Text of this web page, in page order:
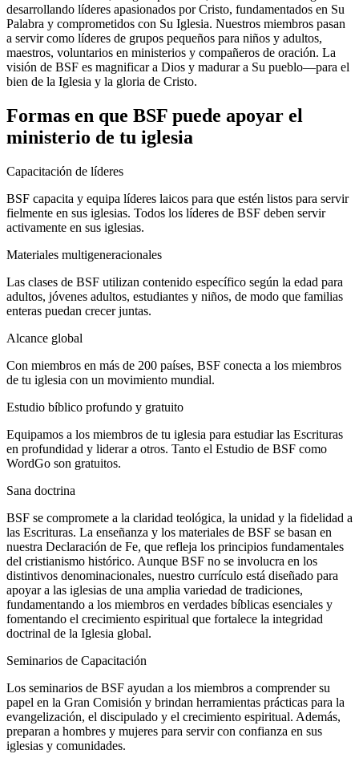
desarrollando líderes apasionados por Cristo, fundamentados en Su
Palabra y comprometidos con Su Iglesia. Nuestros miembros pasan
a servir como líderes de grupos pequeños para niños y adultos,
maestros, voluntarios en ministerios y compañeros de oración. La
visión de BSF es magnificar a Dios y madurar a Su pueblo—para el
bien de la Iglesia y la gloria de Cristo.
Formas en que BSF puede apoyar el
ministerio de tu iglesia
Capacitación de líderes
BSF capacita y equipa líderes laicos para que estén listos para servir
fielmente en sus iglesias. Todos los líderes de BSF deben servir
activamente en sus iglesias.
Materiales multigeneracionales
Las clases de BSF utilizan contenido específico según la edad para
adultos, jóvenes adultos, estudiantes y niños, de modo que familias
enteras puedan crecer juntas.
Alcance global
Con miembros en más de 200 países, BSF conecta a los miembros
de tu iglesia con un movimiento mundial.
Estudio bíblico profundo y gratuito
Equipamos a los miembros de tu iglesia para estudiar las Escrituras
en profundidad y liderar a otros. Tanto el Estudio de BSF como
WordGo son gratuitos.
Sana doctrina
BSF se compromete a la claridad teológica, la unidad y la fidelidad a
las Escrituras. La enseñanza y los materiales de BSF se basan en
nuestra Declaración de Fe, que refleja los principios fundamentales
del cristianismo histórico. Aunque BSF no se involucra en los
distintivos denominacionales, nuestro currículo está diseñado para
apoyar a las iglesias de una amplia variedad de tradiciones,
fundamentando a los miembros en verdades bíblicas esenciales y
fomentando el crecimiento espiritual que fortalece la integridad
doctrinal de la Iglesia global.
Seminarios de Capacitación
Los seminarios de BSF ayudan a los miembros a comprender su
papel en la Gran Comisión y brindan herramientas prácticas para la
evangelización, el discipulado y el crecimiento espiritual. Además,
preparan a hombres y mujeres para servir con confianza en sus
iglesias y comunidades.